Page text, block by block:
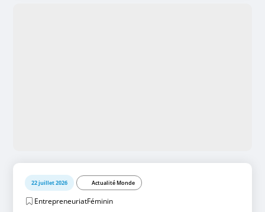
22 juillet 2026 Actualité Monde
EntrepreneuriatFéminin